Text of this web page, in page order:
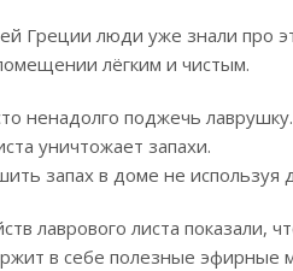
Греции люди уже знали про
лёгким и чистым.
ненадолго поджечь
уничтожает запахи.
запах в доме не используя
лаврового листа показали,
в себе полезные эфирные